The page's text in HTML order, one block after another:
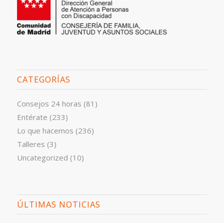
CATEGORÍAS
Consejos 24 horas (81)
Entérate (233)
Lo que hacemos (236)
Talleres (3)
Uncategorized (10)
ÚLTIMAS NOTICIAS